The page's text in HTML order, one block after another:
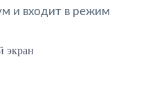
и входит в режим
экран